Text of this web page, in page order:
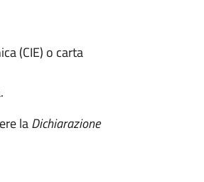
(CIE) o carta
laDichiarazione